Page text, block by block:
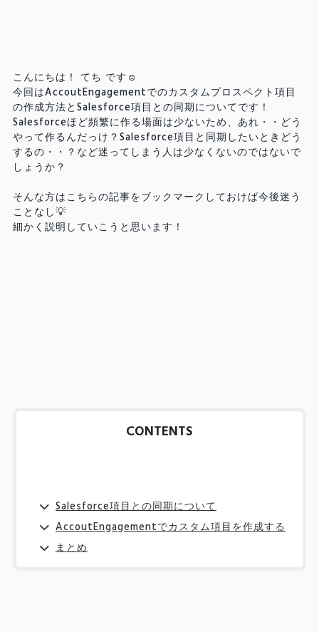
こんにちは！ てち です☺
今回はAccoutEngagementでのカスタムプロスペクト項目
の作成方法とSalesforce項目との同期についてです！
Salesforceほど頻繁に作る場面は少ないため、あれ・・どう
やって作るんだっけ？Salesforce項目と同期したいときどう
するの・・？など迷ってしまう人は少なくないのではないで
しょうか？
そんな方はこちらの記事をブックマークしておけば今後迷う
ことなし💡
細かく説明していこうと思います！
CONTENTS
Salesforce項目との同期について
AccoutEngagementでカスタム項目を作成する
まとめ